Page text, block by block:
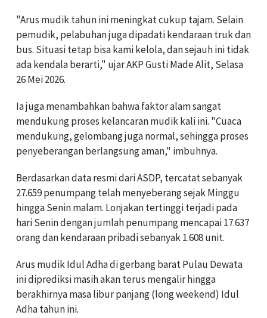
"Arus mudik tahun ini meningkat cukup tajam. Selain
pemudik, pelabuhan juga dipadati kendaraan truk dan
bus. Situasi tetap bisa kami kelola, dan sejauh ini tidak
ada kendala berarti," ujar AKP Gusti Made Alit, Selasa
26 Mei 2026.
Ia juga menambahkan bahwa faktor alam sangat
mendukung proses kelancaran mudik kali ini. "Cuaca
mendukung, gelombang juga normal, sehingga proses
penyeberangan berlangsung aman," imbuhnya.
Berdasarkan data resmi dari ASDP, tercatat sebanyak
27.659 penumpang telah menyeberang sejak Minggu
hingga Senin malam. Lonjakan tertinggi terjadi pada
hari Senin dengan jumlah penumpang mencapai 17.637
orang dan kendaraan pribadi sebanyak 1.608 unit.
Arus mudik Idul Adha di gerbang barat Pulau Dewata
ini diprediksi masih akan terus mengalir hingga
berakhirnya masa libur panjang (long weekend) Idul
Adha tahun ini.